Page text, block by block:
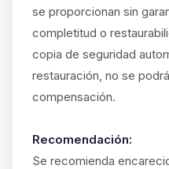
se proporcionan sin
completitud o
copia de seguridad
restauración, no se
compensación.
Recomendación:
Se recomienda